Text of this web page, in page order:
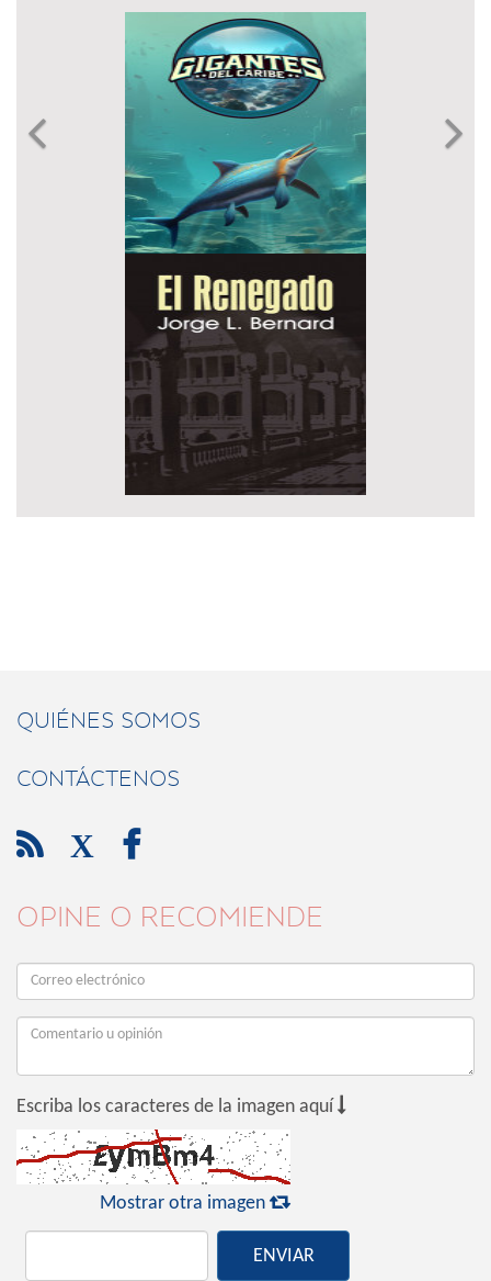
Previous 
QUIÉNES SOMOS
CONTÁCTENOS
 X 
OPINE O RECOMIENDE
Escriba los caracteres de la imagen aquí 
Mostrar otra imagen 
ENVIAR